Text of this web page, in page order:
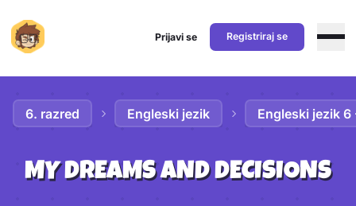
Prijavi se Registriraj se
6. razred Engleski jezik Engleski jezik 6
MY DREAMS AND DECISIONS